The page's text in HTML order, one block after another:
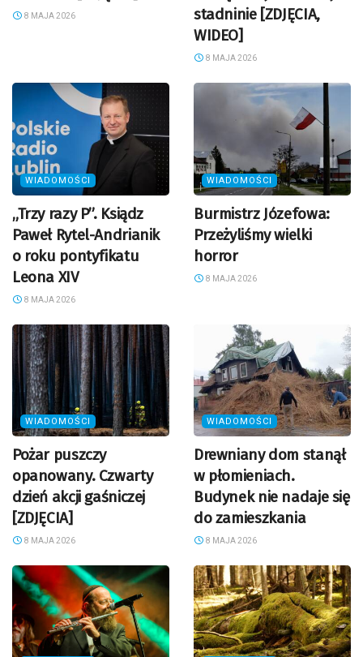
8 MAJA 2026
stadninie [ZDJĘCIA,
WIDEO]
8 MAJA 2026
WIADOMOŚCI
„Trzy razy P”. Ksiądz
Paweł Rytel-Andrianik
o roku pontyfikatu
Leona XIV
8 MAJA 2026
WIADOMOŚCI
Burmistrz Józefowa:
Przeżyliśmy wielki
horror
8 MAJA 2026
WIADOMOŚCI
Pożar puszczy
opanowany. Czwarty
dzień akcji gaśniczej
[ZDJĘCIA]
8 MAJA 2026
WIADOMOŚCI
Drewniany dom stanął
w płomieniach.
Budynek nie nadaje się
do zamieszkania
8 MAJA 2026